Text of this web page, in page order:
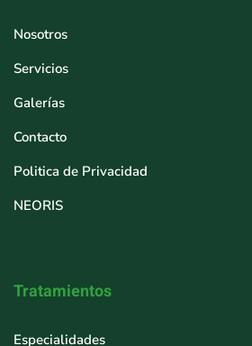
Nosotros
Servicios
Galerías
Contacto
Politica de Privacidad
NEORIS
Tratamientos
Especialidades